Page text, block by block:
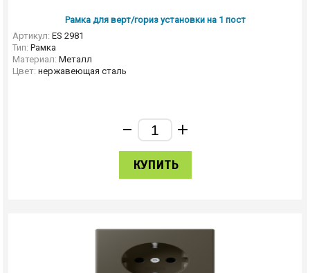
Рамка для верт/гориз установки на 1 пост
Артикул: ES 2981
Тип: Рамка
Материал: Металл
Цвет: нержавеющая сталь
КУПИТЬ